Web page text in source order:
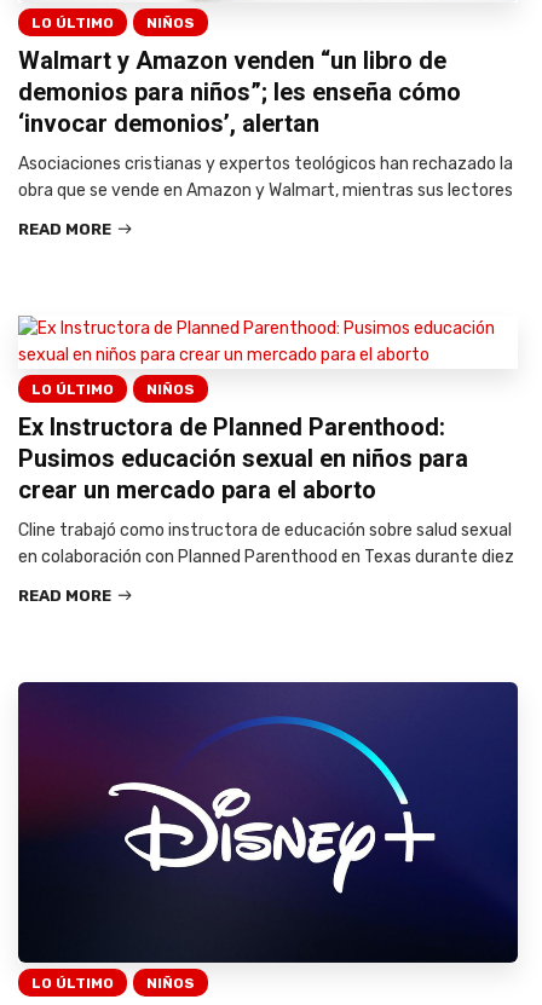
LO ÚLTIMO NIÑOS
Walmart y Amazon venden “un libro de
demonios para niños”; les enseña cómo
‘invocar demonios’, alertan
Asociaciones cristianas y expertos teológicos han rechazado la
obra que se vende en Amazon y Walmart, mientras sus lectores
READ MORE
LO ÚLTIMO NIÑOS
Ex Instructora de Planned Parenthood:
Pusimos educación sexual en niños para
crear un mercado para el aborto
Cline trabajó como instructora de educación sobre salud sexual
en colaboración con Planned Parenthood en Texas durante diez
READ MORE
LO ÚLTIMO NIÑOS